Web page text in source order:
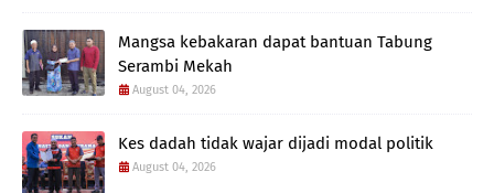
Mangsa kebakaran dapat bantuan Tabung
Serambi Mekah
August 04, 2026
Kes dadah tidak wajar dijadi modal politik
August 04, 2026